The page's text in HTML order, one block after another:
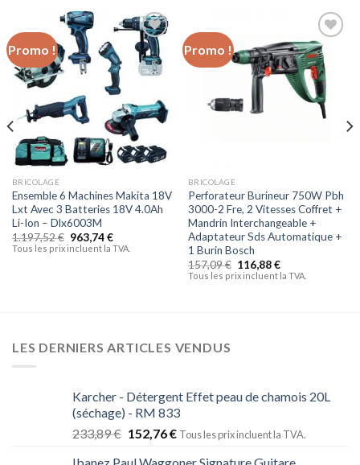
Promo !
Ajouter
à la liste
d’envies
BRICOLAGE
Ensemble 6 Machines Makita 18V
Lxt Avec 3 Batteries 18V 4.0Ah
Li-Ion – Dlx6003M
1.197,52€ 963,74€
Tous les prix incluent la TVA.
Promo !
Ajouter
à la liste
d’envies
BRICOLAGE
Perforateur Burineur 750W Pbh
3000-2 Fre, 2 Vitesses Coffret +
Mandrin Interchangeable +
Adaptateur Sds Automatique +
1 Burin Bosch
157,09€ 116,88€
Tous les prix incluent la TVA.
LES DERNIERS ARTICLES VENDUS
Karcher - Détergent Effet peau de chamois 20L
(séchage) - RM 833
233,89€ 152,76€ Tous les prix incluent la TVA.